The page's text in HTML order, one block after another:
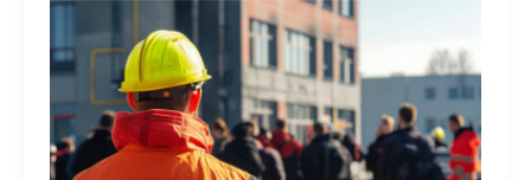
Visites
Périodiques
pour
les
ERP